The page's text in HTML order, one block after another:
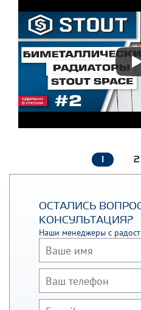
2
ОСТАЛИСЬ
КОНСУЛЬТАЦИЯ?
Наши менеджеры с